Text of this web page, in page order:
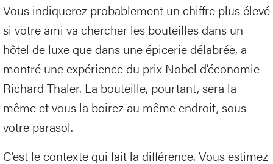
Vous indiquerez probablement un chiffre plus élevé
si votre ami va chercher les bouteilles dans un
hôtel de luxe que dans une épicerie délabrée, a
montré une expérience du prix Nobel d’économie
Richard Thaler. La bouteille, pourtant, sera la
même et vous la boirez au même endroit, sous
votre parasol.
C’est le contexte qui fait la différence. Vous estimez